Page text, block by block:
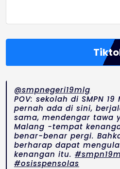
@smpnegeri19mlg
POV: sekolah di SMPN
pernah ada di sini,
sama, mendengar tawa
Malang -tempat
benar-benar pergi.
berharap dapat
kenangan itu.
#osisspensolas